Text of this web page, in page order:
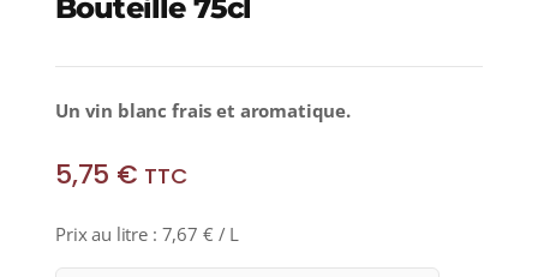
Bouteille 75cl
Un vin blanc frais et aromatique.
5,75 € TTC
Prix au litre : 7,67 € / L